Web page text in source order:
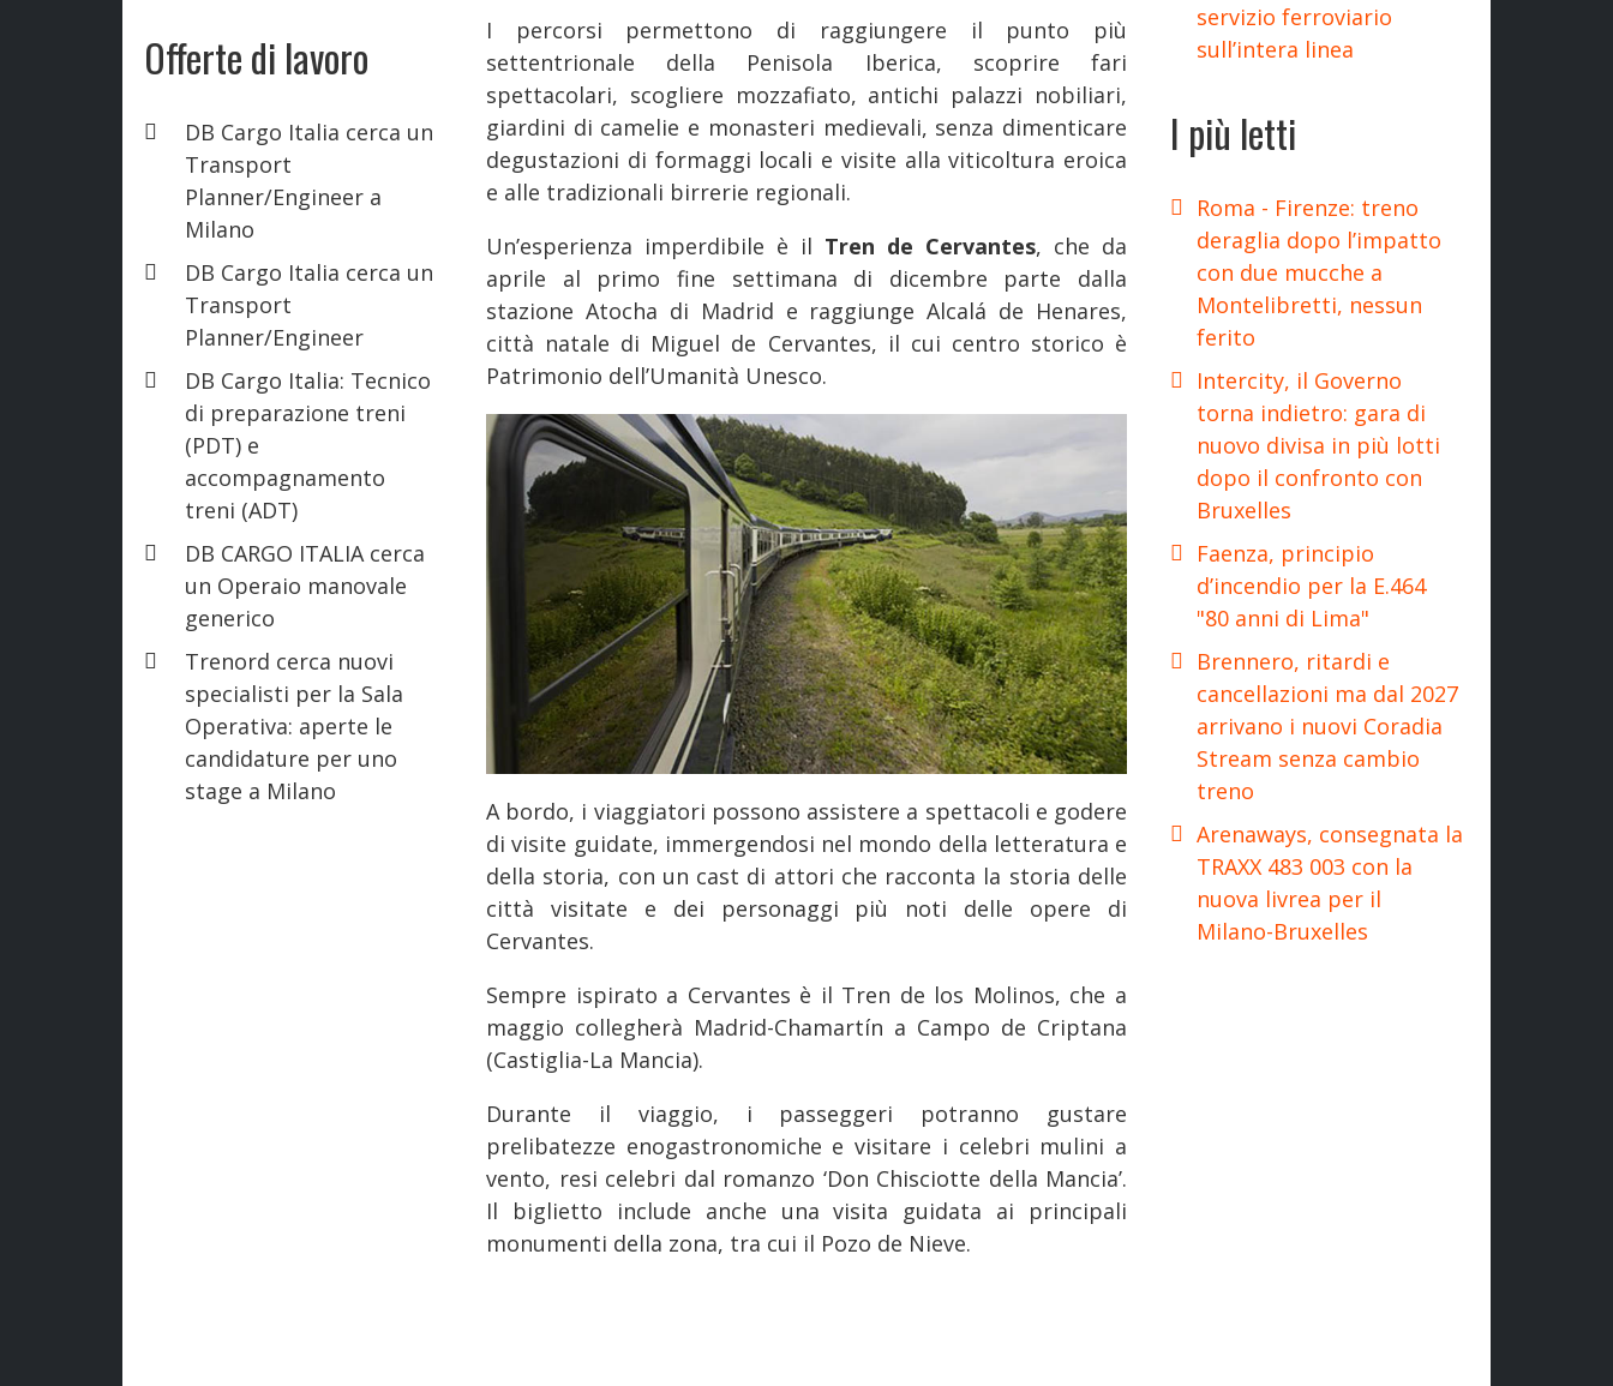
Offerte di lavoro
DB Cargo Italia cerca un
Transport
Planner/Engineer a
Milano
DB Cargo Italia cerca un
Transport
Planner/Engineer
DB Cargo Italia: Tecnico
di preparazione treni
(PDT) e
accompagnamento
treni (ADT)
DB CARGO ITALIA cerca
un Operaio manovale
generico
Trenord cerca nuovi
specialisti per la Sala
Operativa: aperte le
candidature per uno
stage a Milano
I percorsi permettono di raggiungere il punto più
settentrionale della Penisola Iberica, scoprire fari
spettacolari, scogliere mozzafiato, antichi palazzi nobiliari,
giardini di camelie e monasteri medievali, senza dimenticare
degustazioni di formaggi locali e visite alla viticoltura eroica
e alle tradizionali birrerie regionali.
Un’esperienza imperdibile è il Tren de Cervantes, che da
aprile al primo fine settimana di dicembre parte dalla
stazione Atocha di Madrid e raggiunge Alcalá de Henares,
città natale di Miguel de Cervantes, il cui centro storico è
Patrimonio dell’Umanità Unesco.
A bordo, i viaggiatori possono assistere a spettacoli e godere
di visite guidate, immergendosi nel mondo della letteratura e
della storia, con un cast di attori che racconta la storia delle
città visitate e dei personaggi più noti delle opere di
Cervantes.
Sempre ispirato a Cervantes è il Tren de los Molinos, che a
maggio collegherà Madrid-Chamartín a Campo de Criptana
(Castiglia-La Mancia).
Durante il viaggio, i passeggeri potranno gustare
prelibatezze enogastronomiche e visitare i celebri mulini a
vento, resi celebri dal romanzo ‘Don Chisciotte della Mancia’.
Il biglietto include anche una visita guidata ai principali
monumenti della zona, tra cui il Pozo de Nieve.
servizio ferroviario
sull’intera linea
I più letti
Roma - Firenze: treno
deraglia dopo l’impatto
con due mucche a
Montelibretti, nessun
ferito
Intercity, il Governo
torna indietro: gara di
nuovo divisa in più lotti
dopo il confronto con
Bruxelles
Faenza, principio
d’incendio per la E.464
"80 anni di Lima"
Brennero, ritardi e
cancellazioni ma dal 2027
arrivano i nuovi Coradia
Stream senza cambio
treno
Arenaways, consegnata la
TRAXX 483 003 con la
nuova livrea per il
Milano-Bruxelles